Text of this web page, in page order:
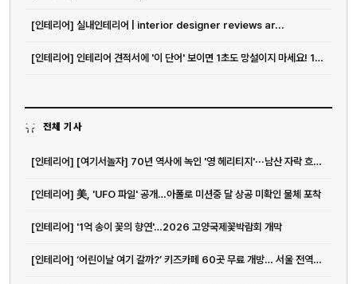
[인테리어] 실내인테리어 | interior designer reviews ar...
[인테리어] 인테리어 견적서에 '이 단어' 보이면 1초도 망설이지 마세요! 10...
전체 기사
[인테리어] [여기서놀자] 70년 역사에 녹인 '영 헤리티지'···남산 자락 흐르는 앰...
[인테리어] 美, 'UFO 파일' 공개…아폴로 미션중 달 상공 미확인 물체 포착
[인테리어] '1억 송이 꽃의 향연'…2026 고양국제꽃박람회 개막
[인테리어] ‘어린이날 여기 갈까?’ 키즈카페 60곳 무료 개방… 서울 전역이 놀이...